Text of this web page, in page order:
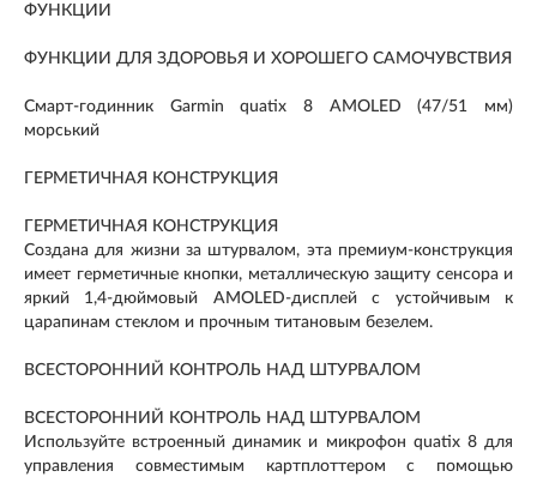
ФУНКЦИИ
ФУНКЦИИ ДЛЯ ЗДОРОВЬЯ И ХОРОШЕГО САМОЧУВСТВИЯ
Смарт-годинник Garmin quatix 8 AMOLED (47/51 мм)
морський
ГЕРМЕТИЧНАЯ КОНСТРУКЦИЯ
ГЕРМЕТИЧНАЯ КОНСТРУКЦИЯ
Создана для жизни за штурвалом, эта премиум-конструкция
имеет герметичные кнопки, металлическую защиту сенсора и
яркий 1,4-дюймовый AMOLED-дисплей с устойчивым к
царапинам стеклом и прочным титановым безелем.
ВСЕСТОРОННИЙ КОНТРОЛЬ НАД ШТУРВАЛОМ
ВСЕСТОРОННИЙ КОНТРОЛЬ НАД ШТУРВАЛОМ
Используйте встроенный динамик и микрофон quatix 8 для
управления совместимым картплоттером с помощью